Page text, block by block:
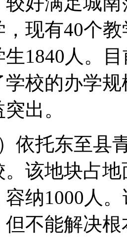
，现有40个
生1840人。
校的办学
出。
依托东至县
该地块占
纳1000人
但不能解决